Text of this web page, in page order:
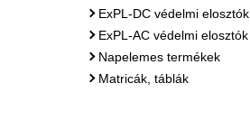
ExPL-DC védelmi elosztók
ExPL-AC védelmi elosztók
Napelemes termékek
Matricák, táblák